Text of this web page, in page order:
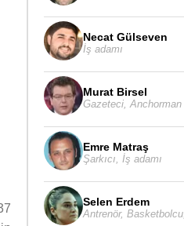
Necat Gülseven
İş adamı
Murat Birsel
Gazeteci Anchorman
Emre Matraş
Şarkıcı İş adamı
Selen Erdem
Antrenör, Basketbolcu